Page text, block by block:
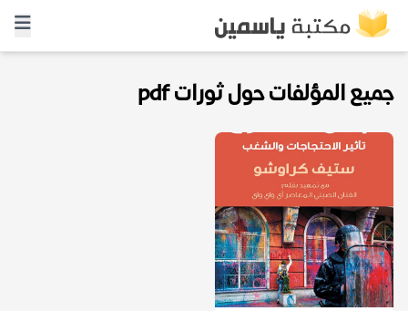
جميع المؤلفات حول ثورات pdf